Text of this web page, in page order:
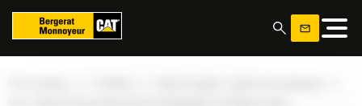
Panel zarządzania plikami cookies